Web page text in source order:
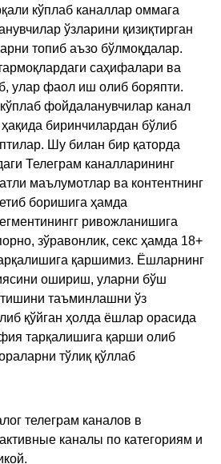
кўплаб каналлар оммага
ўзларини қизиқтирган
топиб аъзо бўлмоқдалар.
саҳифалари ва
улар фаол иш олиб боряпти.
фойдаланувчилар канал
биринчилардан бўлиб
Шу билан бир қаторда
Телеграм каналларининг
маълумотлар ва контентнинг
боришига ҳамда
ривожланишига
зўравонлик, секс ҳамда 18+
қаршимиз. Ёшларнинг
ошириш, уларни бўш
таъминлашни ўз
қўйган ҳолда ёшлар орасида
тарқалишига қарши олиб
тўлиқ қўллаб
телеграм каналов в
каналы по категориям и